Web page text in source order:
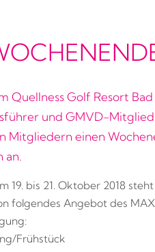
Quellness Golf Resort
und GMVD-
Mitgliedern einen
an.
19. bis 21. Oktober 2018
folgendes Angebot des
Frühstück